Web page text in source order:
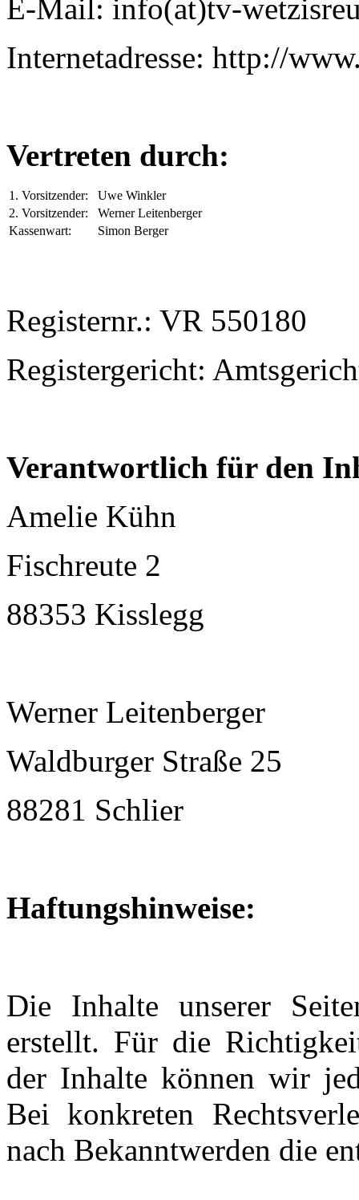
E-Mail: info(at)tv-
Internetadresse: http://
Vertreten durch:
1. Vorsitzender:
Uwe Winkler
2. Vorsitzender:
Werner Leitenberger
Kassenwart:
Simon Berger
Registernr.: VR 550180
Registergericht:
Verantwortlich für den
Amelie Kühn
Fischreute 2
88353 Kisslegg
Werner Leitenberger
Waldburger Straße 25
88281 Schlier
Haftungshinweise:
Die Inhalte unserer
erstellt. Für die
der Inhalte können wir
Bei konkreten
nach Bekanntwerden die